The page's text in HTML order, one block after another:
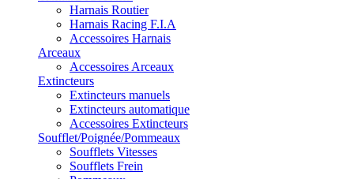
Harnais Routier
Harnais Racing F.I.A
Accessoires Harnais
Arceaux
Accessoires Arceaux
Extincteurs
Extincteurs manuels
Extincteurs automatique
Accessoires Extincteurs
Soufflet/Poignée/Pommeaux
Soufflets Vitesses
Soufflets Frein